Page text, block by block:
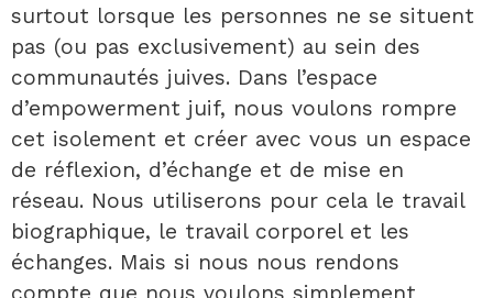
surtout lorsque les personnes ne se situent
pas (ou pas exclusivement) au sein des
communautés juives. Dans l’espace
d’empowerment juif, nous voulons rompre
cet isolement et créer avec vous un espace
de réflexion, d’échange et de mise en
réseau. Nous utiliserons pour cela le travail
biographique, le travail corporel et les
échanges. Mais si nous nous rendons